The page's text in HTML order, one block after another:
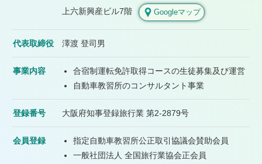
上六新興産ビル7階
Googleマップ
代表取締役 澤渡 登司男
事業内容
合宿制運転免許取得コースの生徒募集及び運営
自動車教習所のコンサルタント事業
登録番号 大阪府知事登録旅行業 第2-2879号
会員登録
指定自動車教習所公正取引協議会賛助会員
一般社団法人 全国旅行業協会正会員